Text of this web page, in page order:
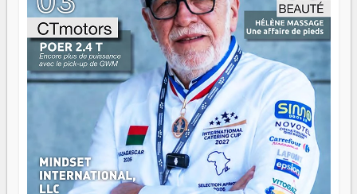
Surtout vos échecs, d'ailleurs — ils enseignent mieux que
n'importe quel manuel. À Madagascar, la barque avance.
Il faut juste s'assurer que tout le monde rame dans le
même sens.